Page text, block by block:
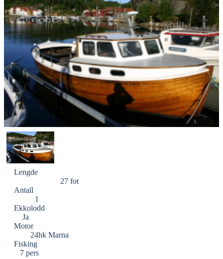
Lengde
27 fot
Antall
1
Ekkolodd
Ja
Motor
24hk Marna
Fisking
7 pers